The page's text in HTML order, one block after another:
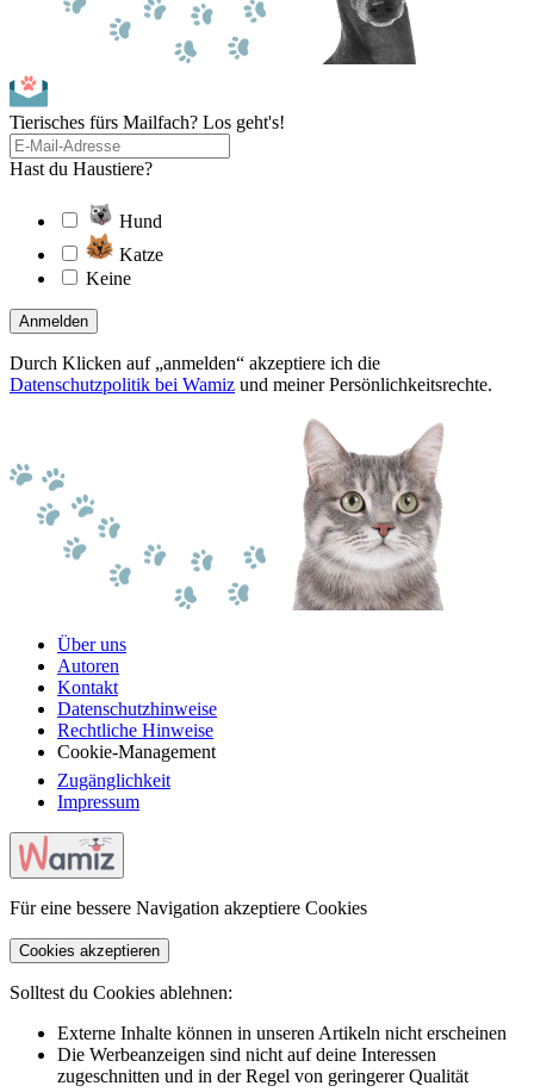
Tierisches fürs Mailfach? Los geht's!
Hast du Haustiere?
Hund
Katze
Keine
Anmelden
Durch Klicken auf „anmelden“ akzeptiere ich die
Datenschutzpolitik bei Wamiz und meiner Persönlichkeitsrechte.
Über uns
Autoren
Kontakt
Datenschutzhinweise
Rechtliche Hinweise
Cookie-Management
Zugänglichkeit
Impressum
Für eine bessere Navigation akzeptiere Cookies
Cookies akzeptieren
Solltest du Cookies ablehnen:
Externe Inhalte können in unseren Artikeln nicht erscheinen
Die Werbeanzeigen sind nicht auf deine Interessen
zugeschnitten und in der Regel von geringerer Qualität